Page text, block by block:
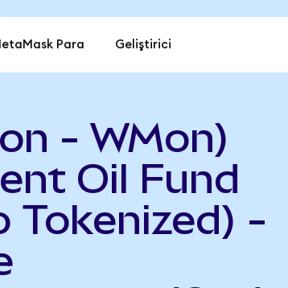
Para Geliştirici
- WMon)
Oil Fund
Tokenized) -